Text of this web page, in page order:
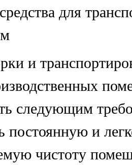
для
и
следующим
постоянную и
чистоту